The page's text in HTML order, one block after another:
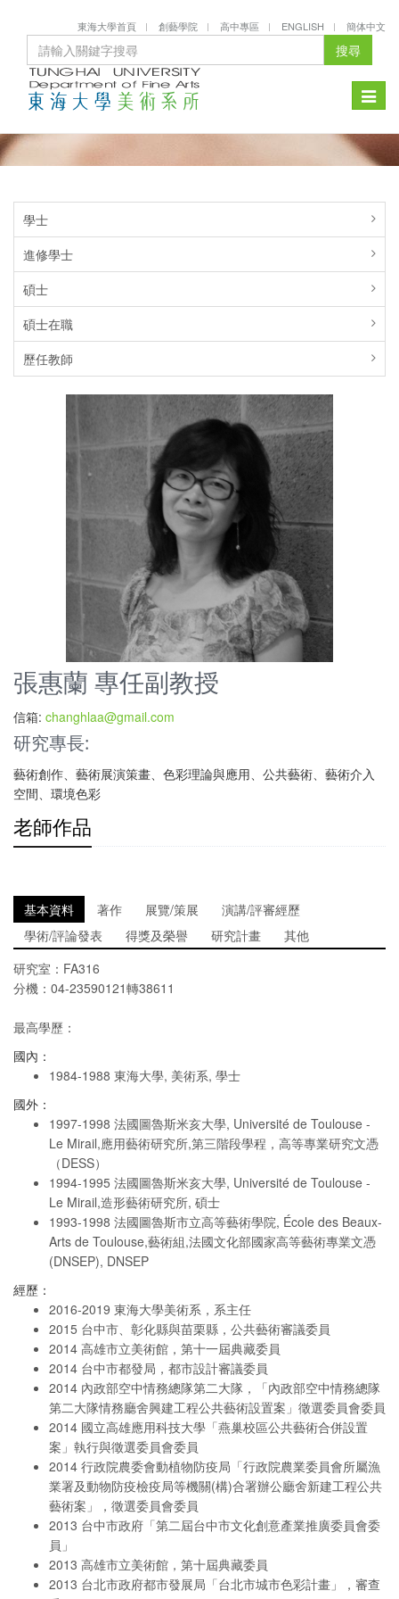
東海大學首頁 創藝學院 高中專區 ENGLISH 簡体中文
搜尋
Toggle
學士
進修學士
碩士
碩士在職
歷任教師
張惠蘭 專任副教授
信箱: changhlaa@gmail.com
研究專長:
藝術創作、藝術展演策畫、色彩理論與應用、公共藝術、藝術介入
空間、環境色彩
老師作品
基本資料 著作 展覽/策展
演講/評審經歷
學術/評論發表
得獎及榮譽 研究計畫
其他
研究室：FA316
分機：04-23590121轉38611
最高學歷：
國內：
1984-1988 東海大學, 美術系, 學士
國外：
1997-1998 法國圖魯斯米亥大學, Université de Toulouse -
Le Mirail,應用藝術研究所,第三階段學程，高等專業研究文憑
（DESS）
1994-1995 法國圖魯斯米亥大學, Université de Toulouse -
Le Mirail,造形藝術研究所, 碩士
1993-1998 法國圖魯斯市立高等藝術學院, École des Beaux-
Arts de Toulouse,藝術組,法國文化部國家高等藝術專業文憑
(DNSEP), DNSEP
經歷：
2016-2019 東海大學美術系，系主任
2015 台中市、彰化縣與苗栗縣，公共藝術審議委員
2014 高雄市立美術館，第十一屆典藏委員
2014 台中市都發局，都市設計審議委員
2014 內政部空中情務總隊第二大隊，「內政部空中情務總隊
第二大隊情務廳舍興建工程公共藝術設置案」徵選委員會委員
2014 國立高雄應用科技大學「燕巢校區公共藝術合併設置
案」執行與徵選委員會委員
2014 行政院農委會動植物防疫局「行政院農業委員會所屬漁
業署及動物防疫檢疫局等機關(構)合署辦公廳舍新建工程公共
藝術案」，徵選委員會委員
2013 台中市政府「第二屆台中市文化創意產業推廣委員會委
員」
2013 高雄市立美術館，第十屆典藏委員
2013 台北市政府都市發展局「台北市城市色彩計畫」，審查